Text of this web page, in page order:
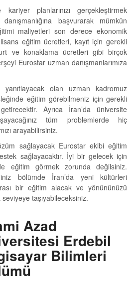
planlarınızı gerçekleştirmek
başvurarak mümkün
maliyetleri son derece ekonomik
eğitim ücretleri, kayıt için gerekli
ve konaklama ücretleri gibi birçok
Eurostar uzman danışmanlarımıza
yanıtlayacak olan uzman kadromuz
eğitim görebilmeniz için gerekli
Ayrıca İran’da üniversite
tüm problemlerde hiç
arayabilirsiniz.
sağlayacak Eurostar ekibi eğitim
sağlayacaktır. İyi bir gelecek için
eğitim görmek zorunda değilsiniz.
bölümde İran’da yeni kültürleri
bir eğitim alacak ve yönününüzü
taşıyabileceksiniz.
Azad
Erdebil
Bilimleri